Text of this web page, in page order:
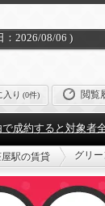
：2026/08/06 )
入り (0件) 閲覧
成約すると対象者
駅の賃貸 グリ